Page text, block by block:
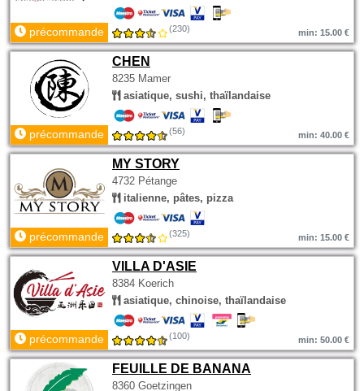
précommande (230) min: 15.00 €
CHEN
8235 Mamer
asiatique, sushi, thaïlandaise
précommande (56) min: 40.00 €
MY STORY
4732 Pétange
italienne, pâtes, pizza
précommande (325) min: 15.00 €
VILLA D'ASIE
8384 Koerich
asiatique, chinoise, thaïlandaise
précommande (100) min: 50.00 €
FEUILLE DE BANANA
8360 Goetzingen